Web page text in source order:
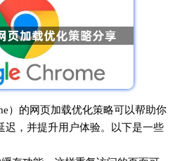
）的网页加载优化策略可以帮助你
迟，并提升用户体验。以下是一些